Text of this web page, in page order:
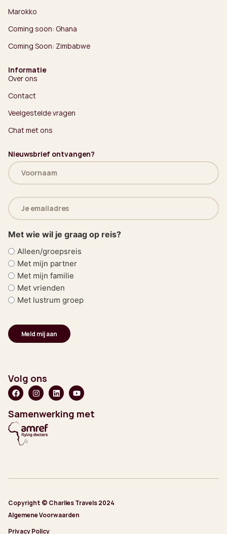
Marokko
Coming soon: Ghana
Coming Soon: Zimbabwe
Informatie
Over ons
Contact
Veelgestelde vragen
Chat met ons
Nieuwsbrief ontvangen?
Naam
(Vereist)
E-
mailadres
(Vereist)
Met wie wil je graag op reis?
Alleen/groepsreis
Met mijn partner
Met mijn familie
Met vrienden
Met lustrum groep
Volg ons
Samenwerking met
Copyright © Charlies Travels 2024
Algemene Voorwaarden
Privacy Policy